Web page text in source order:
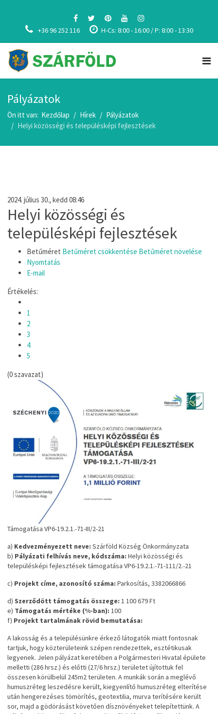
+36 96 252 116 H-Cs: 8:00 - 16:00 / P: 8:00 - 13:30
Pályázatok
Ön itt van: Kezdőlap Hírek
Pályázatok
Helyi közösségi és településképi fejlesztések
2024. július 30., kedd 08:46
Helyi közösségi és
településképi fejlesztések
Betűméret Betűméret csökkentése Betűméret növelése
Nyomtatás
E-mail
Értékelés:
1
2
3
4
5
(0 szavazat)
Támogatása VP6-19.2.1.-71-III/2-21
a) Kedvezményezett neve: Szárföld Község Önkormányzata
b) Pályázati felhívás neve, kódszáma: Helyi közösségi és
településképi fejlesztések támogatása VP6-19.2.1.-71-111/2.-21
c) Projekt címe, azonosító száma: Parkosítás, 3382066866
d) Szerződött támogatás összege: 1 100 679 Ft
e) Támogatás mértéke (%-ban): 100
f) Projekt tartalmának rövid bemutatása:
A lakosság és a településünkre érkező látogatók miatt fontosnak
tartjuk, hogy közterületeink szépen rendezettek, esztétikusak
legyenek. Jelen pályázat keretében a Polgármesteri Hivatal épülete
melletti (286 hrsz.) és előtti (27/6 hrsz.) területet újítottuk fel
összesen körülbelül 245m2 területen. A munkák során a meglévő
humuszréteg leszedésre került, kiegyenlítő humuszréteg elterítése
után hengerezéses tömörítés, geotextilia, murva terítésére került
sor, majd a gödörásást követően dísznövényeket telepítettünk. A